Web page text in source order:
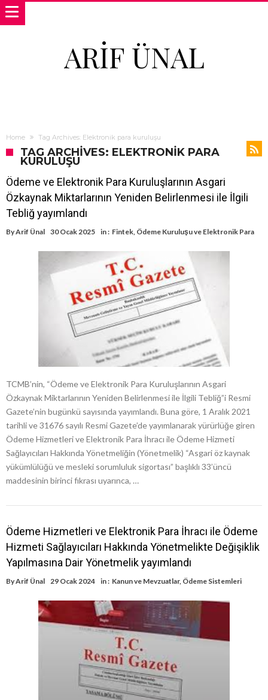
ARIF ÜNAL
Home Tag Archives: Elektronik para kuruluşu
TAG ARCHIVES: ELEKTRONIK PARA
KURULUŞU
Ödeme ve Elektronik Para Kuruluşlarının Asgari
Özkaynak Miktarlarının Yeniden Belirlenmesi ile İlgili
Tebliğ yayımlandı
ByArif Ünal 30 Ocak 2025 in : Fintek, Ödeme Kuruluşu ve Elektronik Para
TCMB’nin, “Ödeme ve Elektronik Para Kuruluşlarının Asgari
Özkaynak Miktarlarının Yeniden Belirlenmesi ile İlgili Tebliğ”i Resmi
Gazete’nin bugünkü sayısında yayımlandı. Buna göre, 1 Aralık 2021
tarihli ve 31676 sayılı Resmi Gazete’de yayımlanarak yürürlüğe giren
Ödeme Hizmetleri ve Elektronik Para İhracı ile Ödeme Hizmeti
Sağlayıcıları Hakkında Yönetmeliğin (Yönetmelik) “Asgari öz kaynak
yükümlülüğü ve mesleki sorumluluk sigortası” başlıklı 33’üncü
maddesinin birinci fıkrası uyarınca, …
Ödeme Hizmetleri ve Elektronik Para İhracı ile Ödeme
Hizmeti Sağlayıcıları Hakkında Yönetmelikte Değişiklik
Yapılmasına Dair Yönetmelik yayımlandı
ByArif Ünal 29 Ocak 2024 in : Kanun ve Mevzuatlar, Ödeme Sistemleri